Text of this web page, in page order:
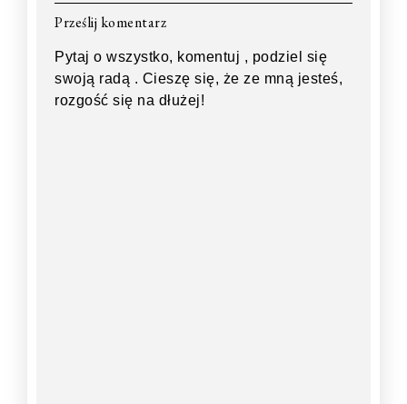
Prześlij komentarz
Pytaj o wszystko, komentuj , podziel się
swoją radą . Cieszę się, że ze mną jesteś,
rozgość się na dłużej!